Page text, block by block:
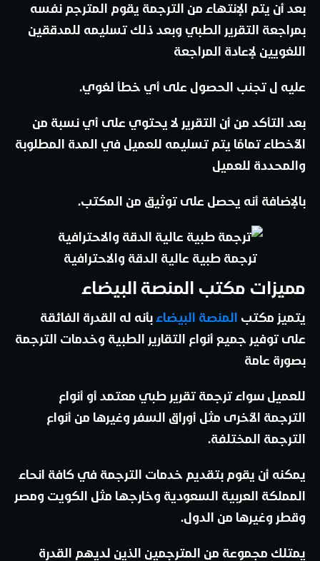
بعد أن يتم الإنتهاء من الترجمة يقوم المترجم نفسه
بمراجعة التقرير الطبي وبعد ذلك تسليمه للمدققين
اللغويين لإعادة المراجعة
عليه ل تجنب الحصول على أي خطأ لغوي.
بعد التأكد من أن التقرير لا يحتوي على أي نسبة من
الأخطاء تمامًا يتم تسليمه للعميل في المدة المطلوبة
والمحددة للعميل
بالإضافة أنه يحصل على توثيق من المكتب.
ترجمة طبية عالية الدقة والاحترافية
مميزات مكتب المنصة البيضاء
يتميز مكتب المنصة البيضاء بأنه له القدرة الفائقة
على توفير جميع أنواع التقارير الطبية وخدمات الترجمة
بصورة عامة
للعميل سواء ترجمة تقرير طبي معتمد أو أنواع
الترجمة الأخرى مثل أوراق السفر وغيرها من أنواع
الترجمة المختلفة.
يمكنه أن يقوم بتقديم خدمات الترجمة في كافة انحاء
المملكة العربية السعودية وخارجها مثل الكويت ومصر
وقطر وغيرها من الدول.
يمتلك مجموعة من المترجمين الذين لديهم القدرة